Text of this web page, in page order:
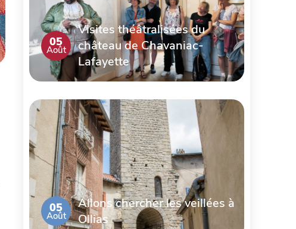
05
Août
Visites théâtralisées du
château de Chavaniac-
Lafayette
05
Août
Allons chercher les veillées à
Ollias